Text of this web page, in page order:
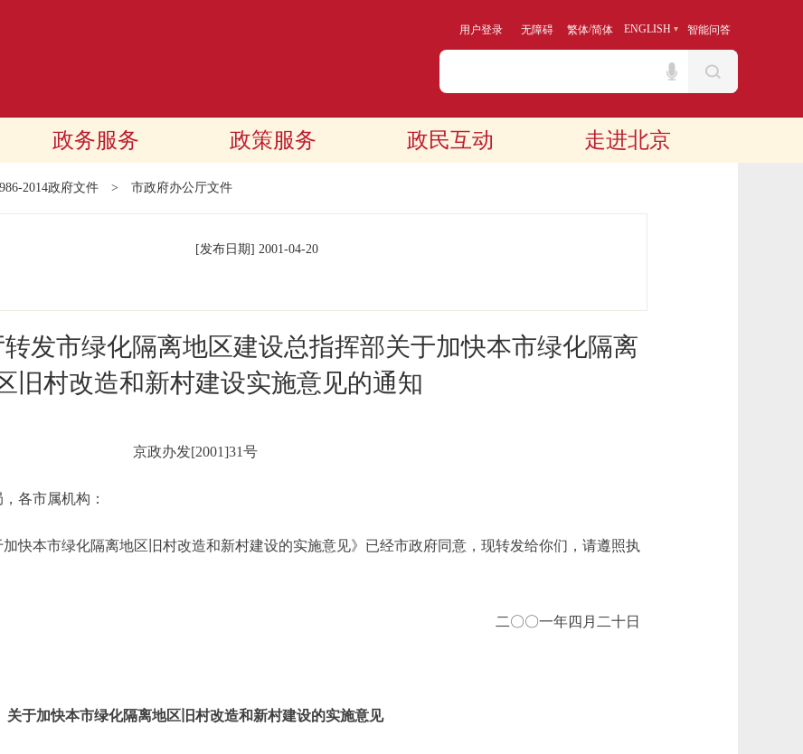
用户登录 无障碍 繁体/简体 ENGLISH 智能问答
政务服务 政策服务 政民互动 走进北京
2014政府文件 > 市政府办公厅文件
[发布日期] 2001-04-20
发市绿化隔离地区建设总指挥部关于加快本市绿化隔离
旧村改造和新村建设实施意见的通知
京政办发[2001]31号
各市属机构：
本市绿化隔离地区旧村改造和新村建设的实施意见》已经市政府同意，现转发给你们，请遵照执
二〇〇一年四月二十日
关于加快本市绿化隔离地区旧村改造和新村建设的实施意见